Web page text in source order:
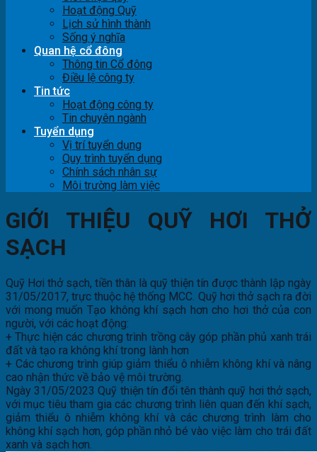
Hoạt động Quỹ
Lịch sử hình thành
Sống ý nghĩa
Quan hệ cổ đông
Thông tin Cổ đông
Điều lệ công ty
Tin tức
Hoạt động công ty
Tin chuyên ngành
Tuyển dụng
Vị trí tuyển dụng
Quy trình tuyển dụng
Chính sách nhân sự
Môi trường làm việc
GIỚI THIỆU QUỸ HƠI THỞ
SẠCH
Quỹ Hơi thở sạch, tiền thân là quỹ thiện tín được thành lập ngày
31/05/2017, trực thuộc hệ thống MCC. Quỹ hơi thở sạch ra đời
với mong muốn Tạo không khí sạch hơn cho hơi thở của con
người, với các hoạt động:
+ Thực hiện các chương trình trồng cây góp phần phủ xanh trái
đất và tạo ra không khí trong lành hơn
+ Các chương trình giúp giảm thiểu ô nhiễm không khí và nâng
cao nhận thức về bảo vệ môi trường.
Ngày 31/05/2023 Quỹ thiện tín đổi tên thành quỹ hơi thở sạch,
với mục tiêu tham gia các chương trình liên quan đến khí sạch,
giảm thiểu ô nhiễm không khí và các chương trình làm cho
không khí sạch hơn, góp phần nhỏ bé vào việc làm cho trái đất
xanh và sạch hơn.